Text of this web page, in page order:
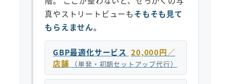
真やストリートビューもそもそも見て
もらえません。
GBP最適化サービス 20,000円／
店舗
（単発・初期セットアップ代行）